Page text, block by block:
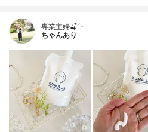
専業主婦🍒´-
ちゃんあり